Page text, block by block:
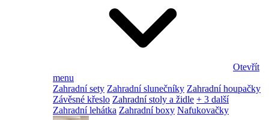
Otevřít
menu
Zahradní sety Zahradní slunečníky Zahradní houpačky
Závěsné křeslo Zahradní stoly a židle + 3 další
Zahradní lehátka Zahradní boxy Nafukovačky